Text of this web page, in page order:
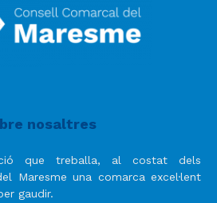
nosaltres
que treballa, al costat dels
Maresme una comarca excel·lent
gaudir.